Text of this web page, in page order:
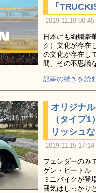
「
2019.11.19
日本にも絢爛豪
ク）文化が存在
の文化が存在し
間、その不思議
記事の続きを読
オリジナ
（タイプ
リッシュ
2019.11.15
フェンダーのみ
ゲン・ビートル
ミニバイクが登
囲気はしっかり